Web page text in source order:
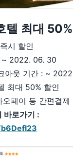
텔 최대
시 할인
~ 2022. 06. 30
아웃 기간 : ~
최대 50% 할인
페이 등 간편결제
바로가기 :